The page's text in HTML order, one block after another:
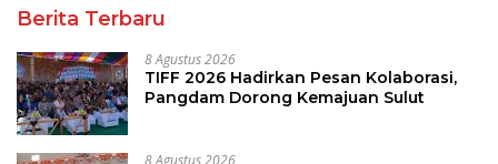
Berita Terbaru
8 Agustus 2026
TIFF 2026 Hadirkan Pesan Kolaborasi,
Pangdam Dorong Kemajuan Sulut